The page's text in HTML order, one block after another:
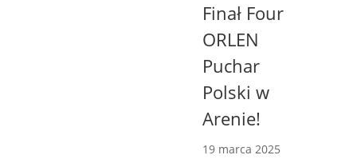
Finał Four
ORLEN
Puchar
Polski w
Arenie!
19 marca 2025